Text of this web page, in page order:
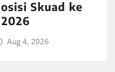
Skuad ke
Aug 4, 2026